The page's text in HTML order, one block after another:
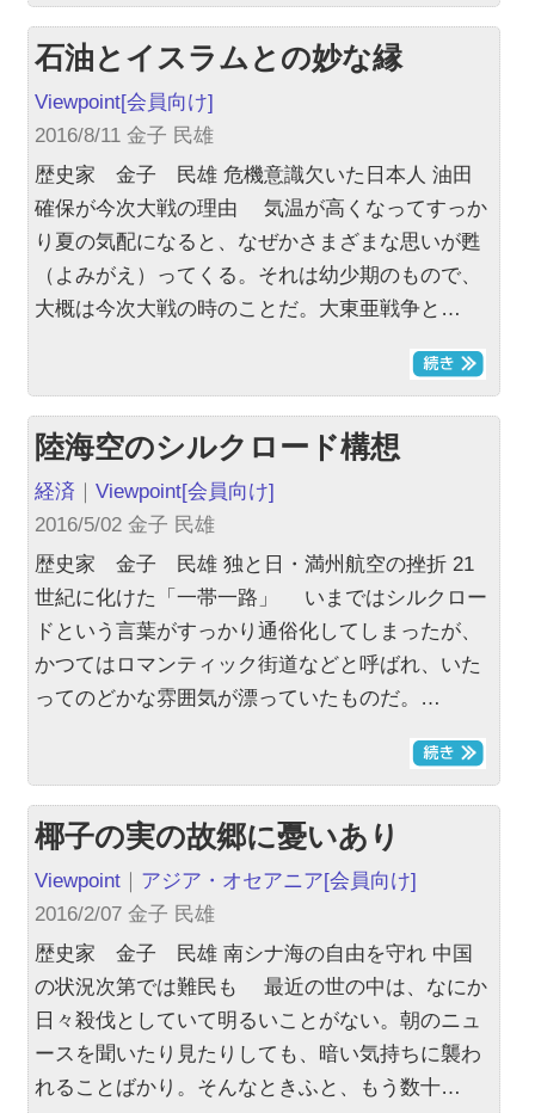
石油とイスラムとの妙な縁
Viewpoint[会員向け]
2016/8/11 金子 民雄
歴史家 金子 民雄 危機意識欠いた日本人 油田
確保が今次大戦の理由 気温が高くなってすっか
り夏の気配になると、なぜかさまざまな思いが甦
（よみがえ）ってくる。それは幼少期のもので、
大概は今次大戦の時のことだ。大東亜戦争と…
陸海空のシルクロード構想
経済 ｜Viewpoint[会員向け]
2016/5/02 金子 民雄
歴史家 金子 民雄 独と日・満州航空の挫折 21
世紀に化けた「一帯一路」 いまではシルクロー
ドという言葉がすっかり通俗化してしまったが、
かつてはロマンティック街道などと呼ばれ、いた
ってのどかな雰囲気が漂っていたものだ。…
椰子の実の故郷に憂いあり
Viewpoint ｜ アジア・オセアニア[会員向け]
2016/2/07 金子 民雄
歴史家 金子 民雄 南シナ海の自由を守れ 中国
の状況次第では難民も 最近の世の中は、なにか
日々殺伐としていて明るいことがない。朝のニュ
ースを聞いたり見たりしても、暗い気持ちに襲わ
れることばかり。そんなときふと、もう数十…